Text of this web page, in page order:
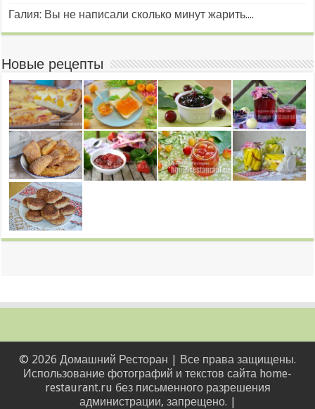
Галия: Вы не написали сколько минут жарить....
Новые рецепты
© 2026 Домашний Ресторан | Все права защищены.
Использование фотографий и текстов сайта home-
restaurant.ru без письменного разрешения
администрации, запрещено. |